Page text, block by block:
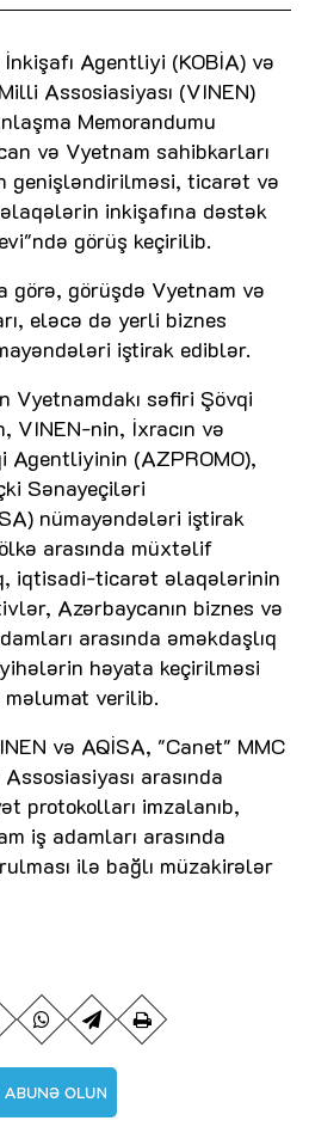
Agentliyi (KOBİA) və
Assosiasiyası (VINEN)
Memorandumu
və Vyetnam sahibkarları
genişləndirilməsi, ticarət və
inkişafına dəstək
görüş keçirilib.
görə, görüşdə Vyetnam və
eləcə də yerli biznes
iştirak ediblər.
Vyetnamdakı səfiri Şövqi
VINEN-nin, İxracın və
Agentliyinin (AZPROMO),
Sənayeçiləri
nümayəndələri iştirak
arasında müxtəlif
iqtisadi-ticarət əlaqələrinin
Azərbaycanın biznes və
arasında əməkdaşlıq
həyata keçirilməsi
verilib.
və AQİSA, "Canet" MMC
arasında
protokolları imzalanıb,
iş adamları arasında
ilə bağlı müzakirələr